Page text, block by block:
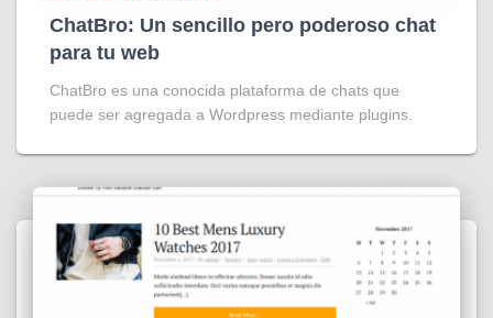
ChatBro: Un sencillo pero poderoso chat
para tu web
ChatBro es una conocida plataforma de chats que
puede ser agregada a Wordpress mediante plugins.